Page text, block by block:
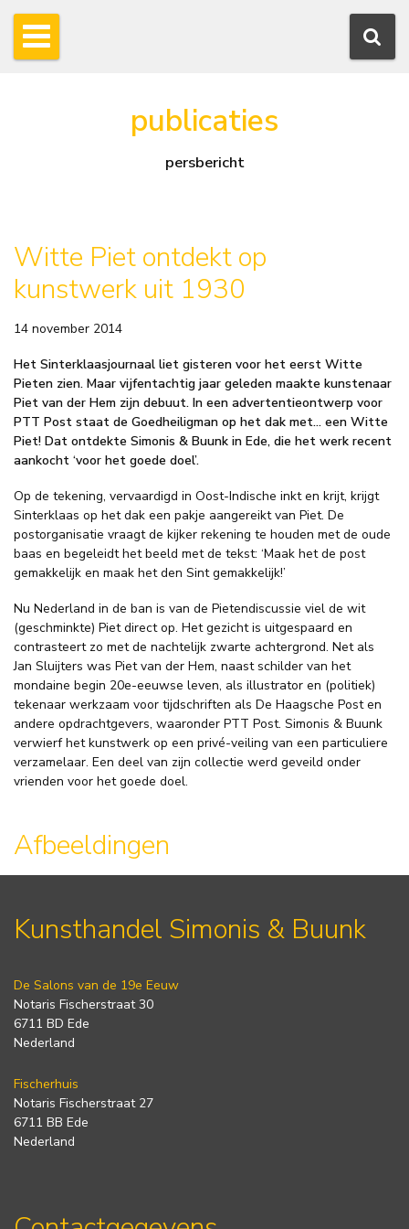
publicaties
persbericht
Witte Piet ontdekt op
kunstwerk uit 1930
14 november 2014
Het Sinterklaasjournaal liet gisteren voor het eerst Witte
Pieten zien. Maar vijfentachtig jaar geleden maakte kunstenaar
Piet van der Hem zijn debuut. In een advertentieontwerp voor
PTT Post staat de Goedheiligman op het dak met… een Witte
Piet! Dat ontdekte Simonis & Buunk in Ede, die het werk recent
aankocht ‘voor het goede doel’.
Op de tekening, vervaardigd in Oost-Indische inkt en krijt, krijgt
Sinterklaas op het dak een pakje aangereikt van Piet. De
postorganisatie vraagt de kijker rekening te houden met de oude
baas en begeleidt het beeld met de tekst: ‘Maak het de post
gemakkelijk en maak het den Sint gemakkelijk!’
Nu Nederland in de ban is van de Pietendiscussie viel de wit
(geschminkte) Piet direct op. Het gezicht is uitgespaard en
contrasteert zo met de nachtelijk zwarte achtergrond. Net als
Jan Sluijters was Piet van der Hem, naast schilder van het
mondaine begin 20e-eeuwse leven, als illustrator en (politiek)
tekenaar werkzaam voor tijdschriften als De Haagsche Post en
andere opdrachtgevers, waaronder PTT Post. Simonis & Buunk
verwierf het kunstwerk op een privé-veiling van een particuliere
verzamelaar. Een deel van zijn collectie werd geveild onder
vrienden voor het goede doel.
Afbeeldingen
Kunsthandel Simonis & Buunk
De Salons van de 19e Eeuw
Notaris Fischerstraat 30
6711 BD Ede
Nederland
Fischerhuis
Notaris Fischerstraat 27
6711 BB Ede
Nederland